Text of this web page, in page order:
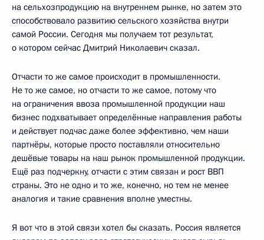
на сельхозпродукцию на внутреннем рынке, но затем это
способствовало развитию сельского хозяйства внутри
самой России. Сегодня мы получаем тот результат,
о котором сейчас Дмитрий Николаевич сказал.
Отчасти то же самое происходит в промышленности.
Не то же самое, но отчасти то же самое, потому что
на ограничения ввоза промышленной продукции наш
бизнес подхватывает определённые направления работы
и действует подчас даже более эффективно, чем наши
партнёры, которые просто поставляли относительно
дешёвые товары на наш рынок промышленной продукции.
Ещё раз подчеркну, отчасти с этим связан и рост ВВП
страны. Это не одно и то же, конечно, но тем не менее
аналогия и такие сравнения вполне уместны.
Я вот что в этой связи хотел бы сказать. Россия является